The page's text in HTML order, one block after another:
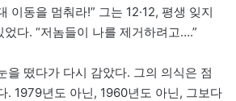
이동을 멈춰라!” 그는 12·12, 평생 잊지
다. “저놈들이 나를 제거하려고….”
을 떴다가 다시 감았다. 그의 의식은 점
. 1979년도 아닌, 1960년도 아닌, 그보다